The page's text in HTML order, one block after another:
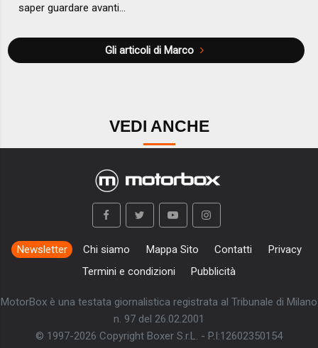
saper guardare avanti...
Gli articoli di Marco
VEDI ANCHE
Newsletter Chi siamo Mappa Sito Contatti
Privacy
Termini e condizioni
Pubblicità
MotorBox è una testata giornalistica registrata al Tribunale di Milano
n. 97 del 26.02.2001
© 1997-2026 Copyright Boxer S.r.L. - P.I:12602350154